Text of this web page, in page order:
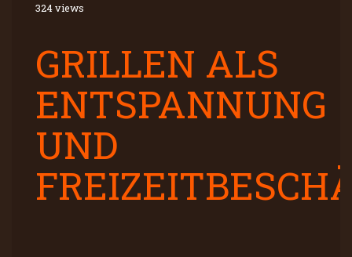
324 views
GRILLEN ALS
ENTSPANNUNG
UND